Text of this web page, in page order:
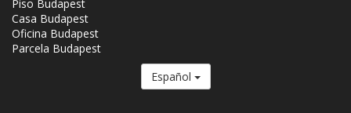
Piso Budapest
Casa Budapest
Oficina Budapest
Parcela Budapest
Español